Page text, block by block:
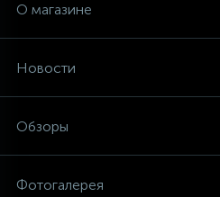
О магазине
Новости
Обзоры
Фотогалерея